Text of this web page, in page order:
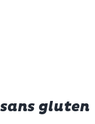
gluten